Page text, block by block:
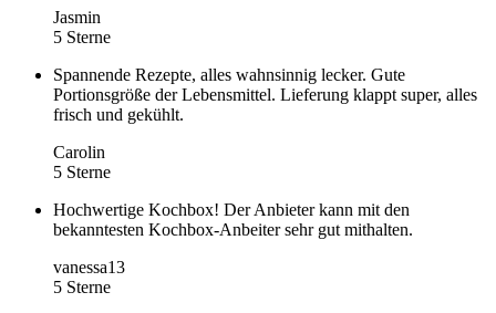
Jasmin
5 Sterne
Spannende Rezepte, alles wahnsinnig lecker. Gute
Portionsgröße der Lebensmittel. Lieferung klappt super, alles
frisch und gekühlt.
Carolin
5 Sterne
Hochwertige Kochbox! Der Anbieter kann mit den
bekanntesten Kochbox-Anbeiter sehr gut mithalten.
vanessa13
5 Sterne